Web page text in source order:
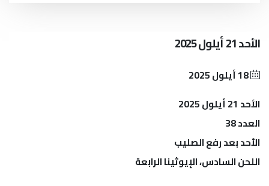
الأحد 21 أيلول 2025
الأحد 21 أيلول 2025
العدد 38
الأحد بعد رفع الصليب
اللحن السادس، الإيوثينا الرابعة